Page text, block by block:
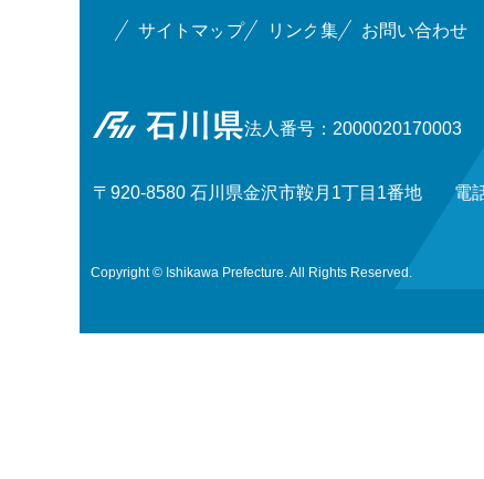
サイトマップ リンク集 お問い合わせ
石川県 法人番号：2000020170003
〒920-8580 石川県金沢市鞍月1丁目1番地 電
Copyright © Ishikawa Prefecture. All Rights Reserved.